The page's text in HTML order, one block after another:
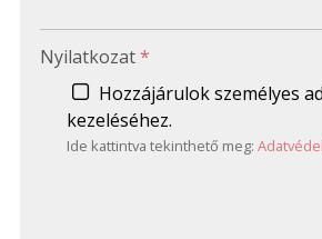
Nyilatkozat*
Hozzájárulok személyes
kezeléséhez.
Ide kattintva tekinthető meg: